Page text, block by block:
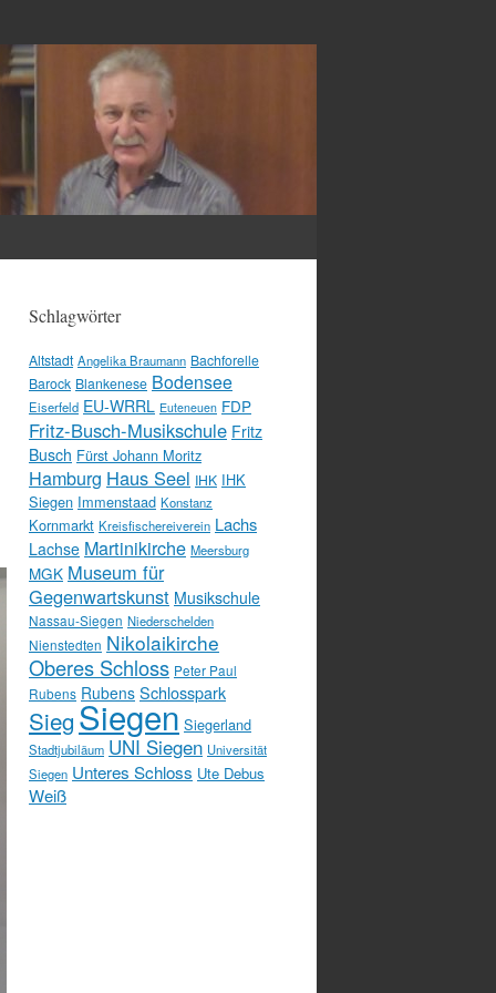
Schlagwörter
Altstadt Angelika Braumann Bachforelle
Barock Blankenese Bodensee
Eiserfeld EU-WRRL Euteneuen FDP
Fritz-Busch-Musikschule Fritz
Busch Fürst Johann Moritz
Hamburg Haus Seel IHK IHK
Siegen Immenstaad Konstanz
Kornmarkt Kreisfischereiverein Lachs
Lachse Martinikirche Meersburg
MGK Museum für
Gegenwartskunst Musikschule
Nassau-Siegen Niederschelden
Nienstedten Nikolaikirche
Oberes Schloss Peter Paul
Rubens Rubens Schlosspark
Sieg Siegen Siegerland
Stadtjubiläum UNI Siegen Universität
Siegen Unteres Schloss Ute Debus
Weiß